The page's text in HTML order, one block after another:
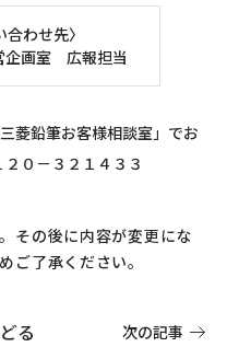
合わせ先〉
画室 広報担当
菱鉛筆お客様相談室」でお
０－３２１４３３
その後に内容が変更にな
ご了承ください。
る 次の記事